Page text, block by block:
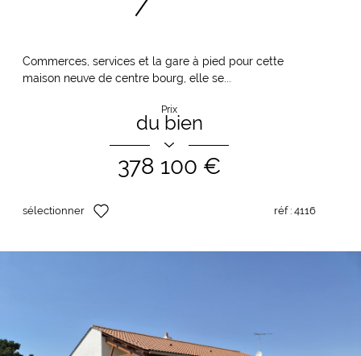
Commerces, services et la gare à pied pour cette
maison neuve de centre bourg, elle se...
Prix
du bien
378 100 €
sélectionner réf : 4116